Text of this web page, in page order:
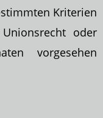
Kriterien
oder
vorgesehen